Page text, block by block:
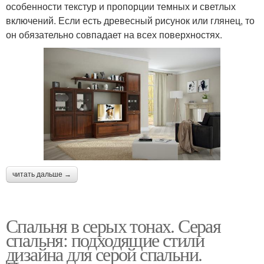
особенности текстур и пропорции темных и светлых
включений. Если есть древесный рисунок или глянец, то
он обязательно совпадает на всех поверхностях.
читать дальше →
Спальня в серых тонах. Серая
спальня: подходящие стили
дизайна для серой спальни.